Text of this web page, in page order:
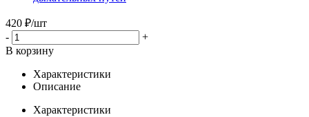
420 ₽/шт
-
+
В корзину
Характеристики
Описание
Характеристики